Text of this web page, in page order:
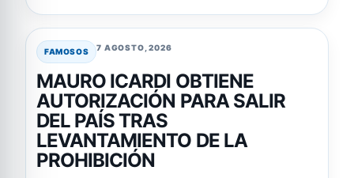
FAMOSOS 7 AGOSTO, 2026
MAURO ICARDI OBTIENE
AUTORIZACIÓN PARA SALIR
DEL PAÍS TRAS
LEVANTAMIENTO DE LA
PROHIBICIÓN